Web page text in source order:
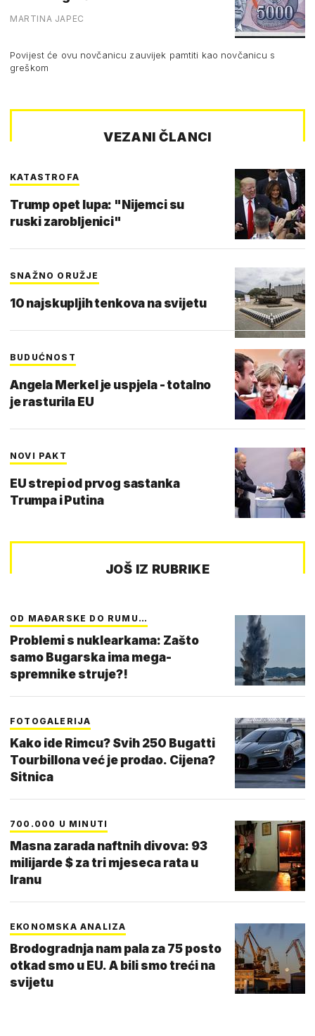
MARTINA JAPEC
Povijest će ovu novčanicu zauvijek pamtiti kao novčanicu s
greškom
VEZANI ČLANCI
KATASTROFA
Trump opet lupa: "Nijemci su
ruski zarobljenici"
SNAŽNO ORUŽJE
10 najskupljih tenkova na svijetu
BUDUĆNOST
Angela Merkel je uspjela - totalno
je rasturila EU
NOVI PAKT
EU strepi od prvog sastanka
Trumpa i Putina
JOŠ IZ RUBRIKE
OD MAĐARSKE DO RUMU…
Problemi s nuklearkama: Zašto
samo Bugarska ima mega-
spremnike struje?!
FOTOGALERIJA
Kako ide Rimcu? Svih 250 Bugatti
Tourbillona već je prodao. Cijena?
Sitnica
700.000 U MINUTI
Masna zarada naftnih divova: 93
milijarde $ za tri mjeseca rata u
Iranu
EKONOMSKA ANALIZA
Brodogradnja nam pala za 75 posto
otkad smo u EU. A bili smo treći na
svijetu